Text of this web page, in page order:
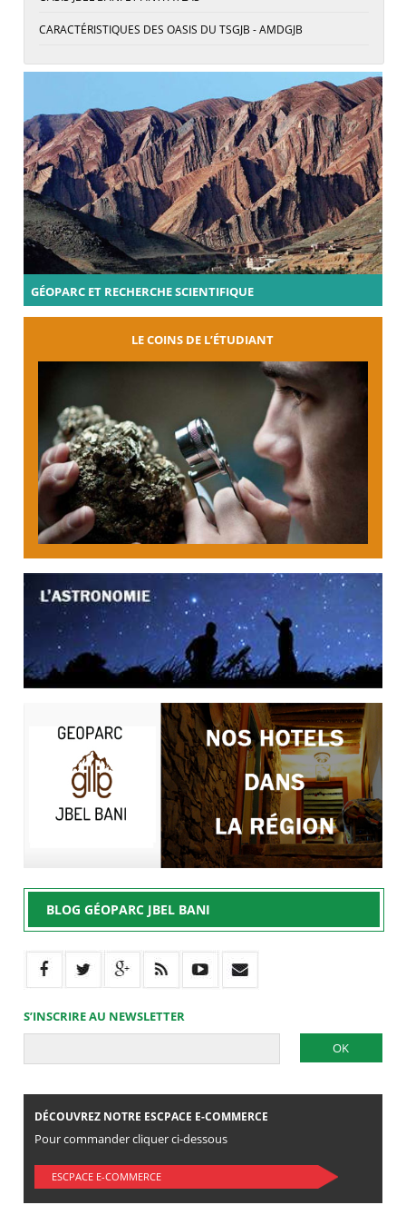
CARACTÉRISTIQUES DES OASIS DU TSGJB - AMDGJB
GÉOPARC ET RECHERCHE SCIENTIFIQUE
LE COINS DE L’ÉTUDIANT
BLOG GÉOPARC JBEL BANI
S’INSCRIRE AU NEWSLETTER
DÉCOUVREZ NOTRE ESCPACE E-COMMERCE
Pour commander cliquer ci-dessous
ESCPACE E-COMMERCE